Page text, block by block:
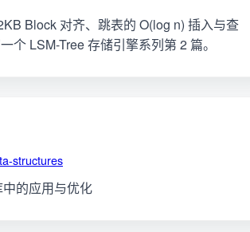
Block 对齐、跳表的 O(log n) 插入与查
LSM-Tree 存储引擎系列第 2 篇。
structures
的应用与优化